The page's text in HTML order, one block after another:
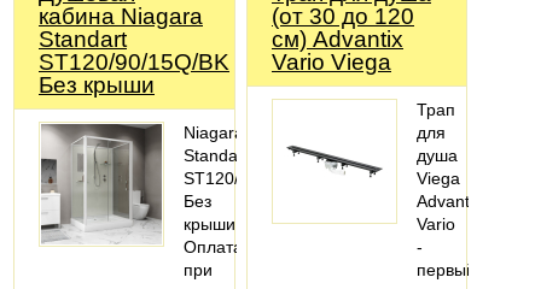
кабина Niagara
Standart
ST120/90/15Q/BK
Без крыши
Niagara
Standart
ST120/90/15Q/BK
Без
крыши
Оплата
при
(от 30 до 120
см) Advantix
Vario Viega
Трап
для
душа
Viega
Advantix
Vario
-
первый